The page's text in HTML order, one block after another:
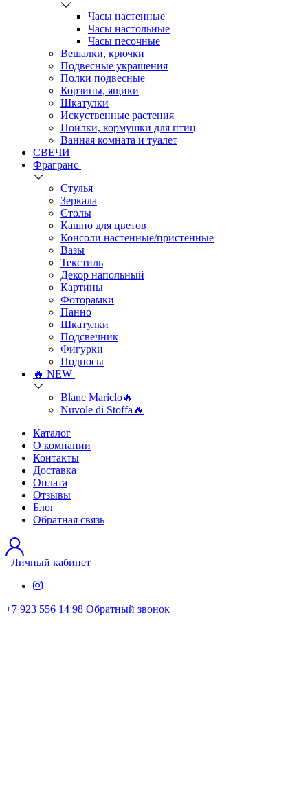
Часы настенные
Часы настольные
Часы песочные
Вешалки, крючки
Подвесные украшения
Полки подвесные
Корзины, ящики
Шкатулки
Искуственные растения
Поилки, кормушки для птиц
Ванная комната и туалет
СВЕЧИ
Фрагранс
Стулья
Зеркала
Столы
Кашпо для цветов
Консоли настенные/пристенные
Вазы
Текстиль
Декор напольный
Картины
Фоторамки
Панно
Шкатулки
Подсвечник
Фигурки
Подносы
🔥 NEW
Blanc Mariclo🔥
Nuvole di Stoffa🔥
Каталог
О компании
Контакты
Доставка
Оплата
Отзывы
Блог
Обратная связь
Личный кабинет
+7 923 556 14 98 Обратный звонок